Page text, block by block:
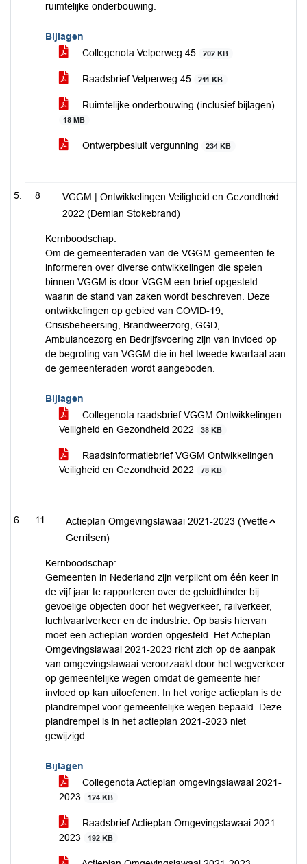
ruimtelijke onderbouwing.
Bijlagen
Collegenota Velperweg 45
202 KB
Raadsbrief Velperweg 45 211 KB
Ruimtelijke onderbouwing (inclusief bijlagen)
18 MB
Ontwerpbesluit vergunning 234 KB
8
VGGM | Ontwikkelingen Veiligheid en Gezondheid
2022 (Demian Stokebrand)
Kernboodschap:
Om de gemeenteraden van de VGGM-gemeenten te
informeren over diverse ontwikkelingen die spelen
binnen VGGM is door VGGM een brief opgesteld
waarin de stand van zaken wordt beschreven. Deze
ontwikkelingen op gebied van COVID-19,
Crisisbeheersing, Brandweerzorg, GGD,
Ambulancezorg en Bedrijfsvoering zijn van invloed op
de begroting van VGGM die in het tweede kwartaal aan
de gemeenteraden wordt aangeboden.
Bijlagen
Collegenota raadsbrief VGGM Ontwikkelingen
Veiligheid en Gezondheid 2022
38 KB
Raadsinformatiebrief VGGM Ontwikkelingen
Veiligheid en Gezondheid 2022
78 KB
11
Actieplan Omgevingslawaai 2021-2023 (Yvette
Gerritsen)
Kernboodschap:
Gemeenten in Nederland zijn verplicht om één keer in
de vijf jaar te rapporteren over de geluidhinder bij
gevoelige objecten door het wegverkeer, railverkeer,
luchtvaartverkeer en de industrie. Op basis hiervan
moet een actieplan worden opgesteld. Het Actieplan
Omgevingslawaai 2021-2023 richt zich op de aanpak
van omgevingslawaai veroorzaakt door het wegverkeer
op gemeentelijke wegen omdat de gemeente hier
invloed op kan uitoefenen. In het vorige actieplan is de
plandrempel voor gemeentelijke wegen bepaald. Deze
plandrempel is in het actieplan 2021-2023 niet
gewijzigd.
Bijlagen
Collegenota Actieplan omgevingslawaai 2021-
2023
124 KB
Raadsbrief Actieplan Omgevingslawaai 2021-
2023
192 KB